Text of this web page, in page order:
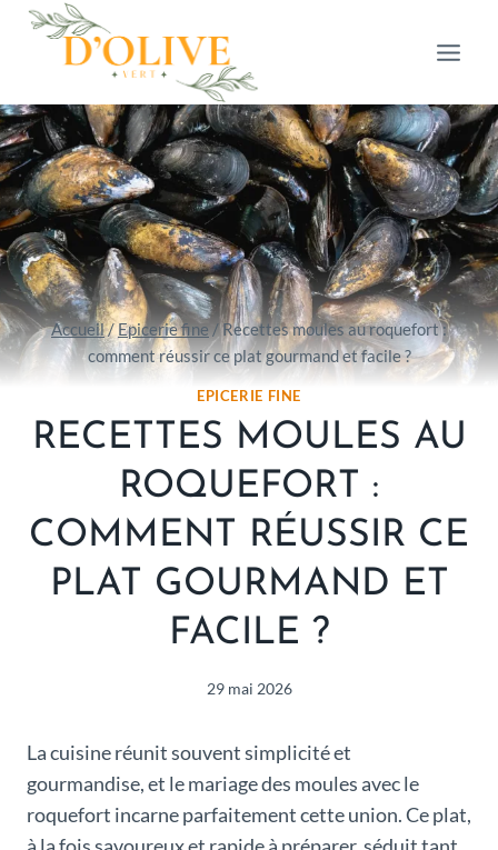
Aller
Accueil/Epicerie fine /Recettes moules au roquefort :
comment réussir ce plat gourmand et facile ?
EPICERIE FINE
RECETTES MOULES AU
ROQUEFORT :
COMMENT RÉUSSIR CE
PLAT GOURMAND ET
FACILE ?
29 mai 2026
La cuisine réunit souvent simplicité et
gourmandise, et le mariage des moules avec le
roquefort incarne parfaitement cette union. Ce plat,
à la fois savoureux et rapide à préparer, séduit tant